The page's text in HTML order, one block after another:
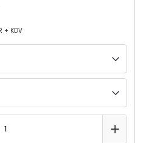
+ KDV